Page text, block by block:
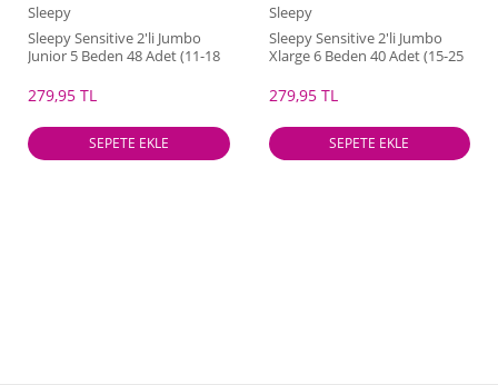
Sleepy
Sleepy Sensitive 2'li Jumbo
Junior 5 Beden 48 Adet (11-18
279,95 TL
SEPETE EKLE
Sleepy
Sleepy Sensitive 2'li Jumbo
Xlarge 6 Beden 40 Adet (15-25
279,95 TL
SEPETE EKLE